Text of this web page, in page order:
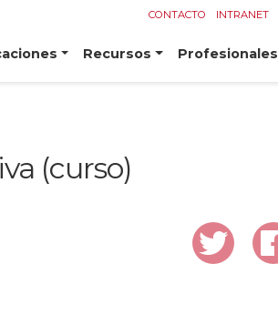
CONTACTO INTRANET
Recursos Profesionales
(curso)